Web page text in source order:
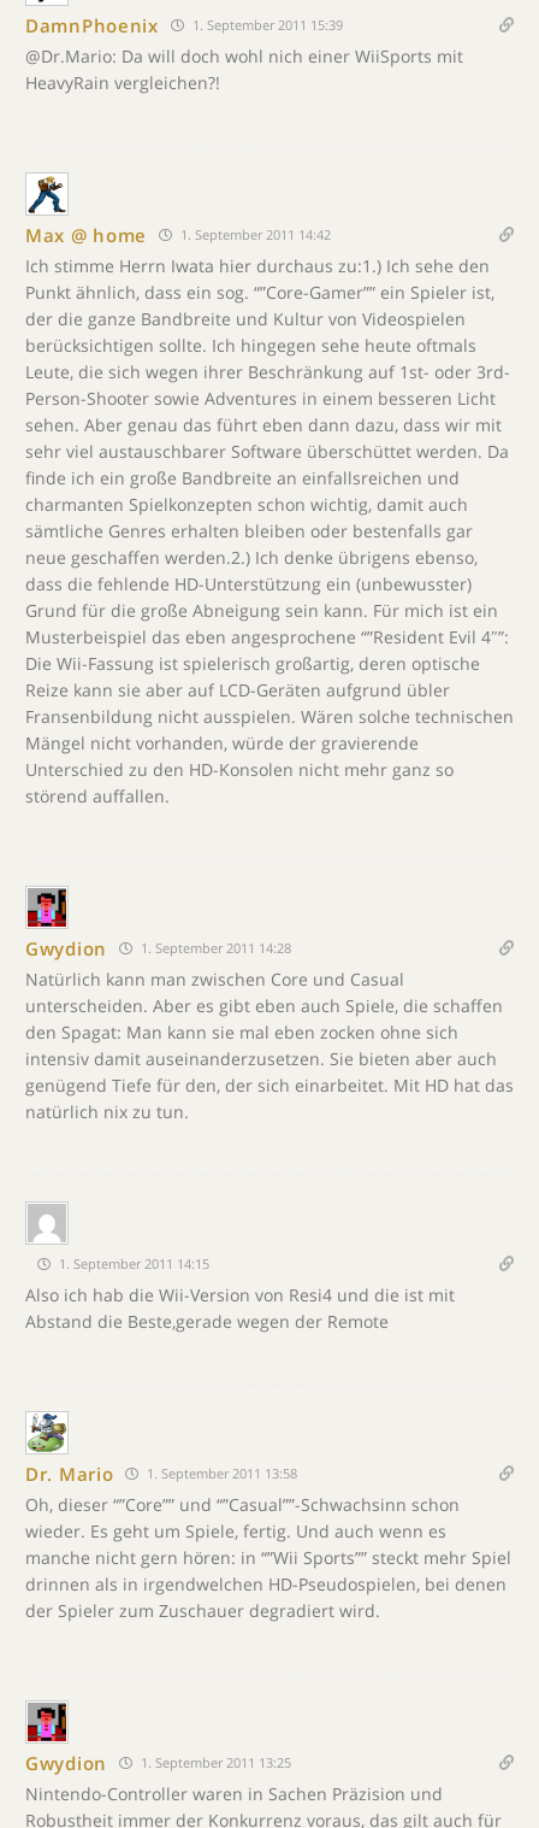
DamnPhoenix 1. September 2011 15:39
@Dr.Mario: Da will doch wohl nich einer WiiSports mit
HeavyRain vergleichen?!
Max @ home 1. September 2011 14:42
Ich stimme Herrn Iwata hier durchaus zu:1.) Ich sehe den
Punkt ähnlich, dass ein sog. “”Core-Gamer”” ein Spieler ist,
der die ganze Bandbreite und Kultur von Videospielen
berücksichtigen sollte. Ich hingegen sehe heute oftmals
Leute, die sich wegen ihrer Beschränkung auf 1st- oder 3rd-
Person-Shooter sowie Adventures in einem besseren Licht
sehen. Aber genau das führt eben dann dazu, dass wir mit
sehr viel austauschbarer Software überschüttet werden. Da
finde ich ein große Bandbreite an einfallsreichen und
charmanten Spielkonzepten schon wichtig, damit auch
sämtliche Genres erhalten bleiben oder bestenfalls gar
neue geschaffen werden.2.) Ich denke übrigens ebenso,
dass die fehlende HD-Unterstützung ein (unbewusster)
Grund für die große Abneigung sein kann. Für mich ist ein
Musterbeispiel das eben angesprochene “”Resident Evil 4″”:
Die Wii-Fassung ist spielerisch großartig, deren optische
Reize kann sie aber auf LCD-Geräten aufgrund übler
Fransenbildung nicht ausspielen. Wären solche technischen
Mängel nicht vorhanden, würde der gravierende
Unterschied zu den HD-Konsolen nicht mehr ganz so
störend auffallen.
Gwydion 1. September 2011 14:28
Natürlich kann man zwischen Core und Casual
unterscheiden. Aber es gibt eben auch Spiele, die schaffen
den Spagat: Man kann sie mal eben zocken ohne sich
intensiv damit auseinanderzusetzen. Sie bieten aber auch
genügend Tiefe für den, der sich einarbeitet. Mit HD hat das
natürlich nix zu tun.
1. September 2011 14:15
Also ich hab die Wii-Version von Resi4 und die ist mit
Abstand die Beste,gerade wegen der Remote
Dr. Mario 1. September 2011 13:58
Oh, dieser “”Core”” und “”Casual””-Schwachsinn schon
wieder. Es geht um Spiele, fertig. Und auch wenn es
manche nicht gern hören: in “”Wii Sports”” steckt mehr Spiel
drinnen als in irgendwelchen HD-Pseudospielen, bei denen
der Spieler zum Zuschauer degradiert wird.
Gwydion 1. September 2011 13:25
Nintendo-Controller waren in Sachen Präzision und
Robustheit immer der Konkurrenz voraus, das gilt auch für